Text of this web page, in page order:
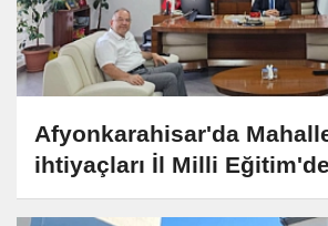
Afyonkarahisar'da
ihtiyaçları İl Milli Eğitim'de
değerlendirildi